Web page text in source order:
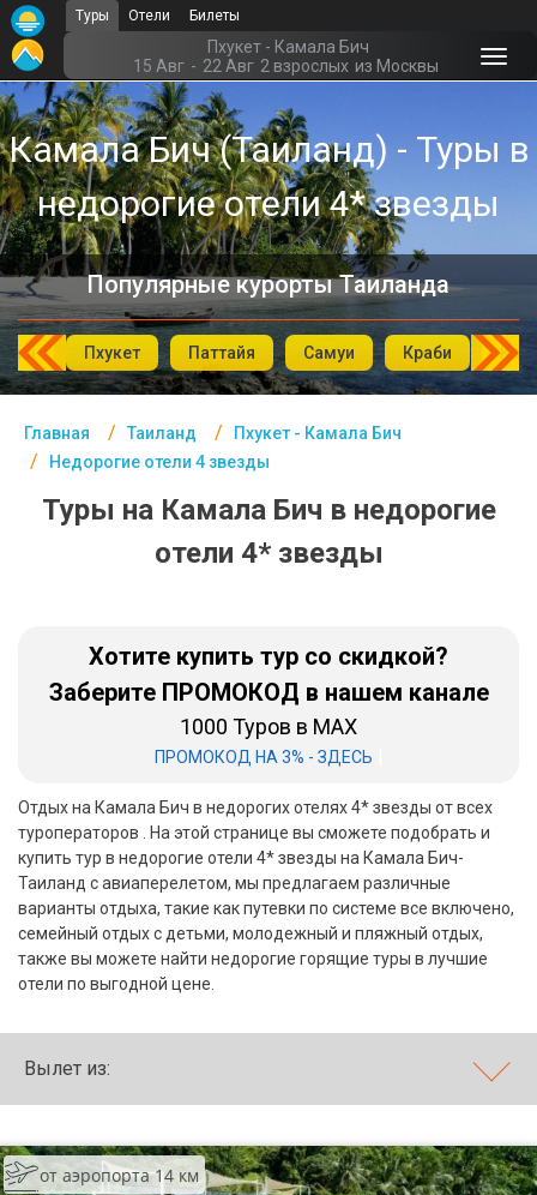
Туры Отели Билеты
Пхукет - Камала Бич
15 Авг - 22 Авг 2 взрослых из Москвы
Камала Бич (Таиланд) - Туры в
недорогие отели 4* звезды
Популярные курорты Таиланда
Пхукет Паттайя Самуи Краби Као
Главная Таиланд
Пхукет - Камала Бич
Недорогие отели 4 звезды
Туры на Камала Бич в недорогие
отели 4* звезды
Хотите купить тур со скидкой?
Заберите ПРОМОКОД в нашем канале
1000 Туров в MAX
ПРОМОКОД НА 3% - ЗДЕСЬ
Отдых на Камала Бич в недорогих отелях 4* звезды от всех
туроператоров . На этой странице вы сможете подобрать и
купить тур в недорогие отели 4* звезды на Камала Бич-
Таиланд с авиаперелетом, мы предлагаем различные
варианты отдыха, такие как путевки по системе все включено,
семейный отдых с детьми, молодежный и пляжный отдых,
также вы можете найти недорогие горящие туры в лучшие
отели по выгодной цене.
Вылет из:
от аэропорта 14 км
Главная
Таиланд- Курорты
Офис г. Москва
Помощь
Подборки отелей
Турция
Таиланд
ОАЭ
Египет
Хайнань
Занзибар
Абхазия
Большой Сочи
Кав Мин Воды
VIP отели 5 звезд
ТОП 10 лучших отелей 5*
ТОП 10 недорогих отелей